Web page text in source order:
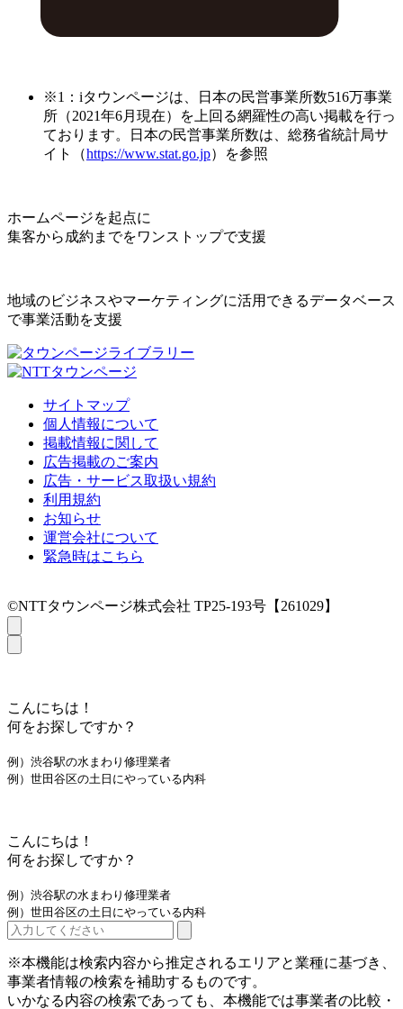
※1：iタウンページは、日本の民営事業所数516万事業
所（2021年6月現在）を上回る網羅性の高い掲載を行っ
ております。日本の民営事業所数は、総務省統計局サ
イト（https://www.stat.go.jp）を参照
ホームページを起点に
集客から成約までをワンストップで支援
地域のビジネスやマーケティングに活用できるデータベース
で事業活動を支援
サイトマップ
個人情報について
掲載情報に関して
広告掲載のご案内
広告・サービス取扱い規約
利用規約
お知らせ
運営会社について
緊急時はこちら
©NTTタウンページ株式会社 TP25-193号【261029】
こんにちは！
何をお探しですか？
例）渋谷駅の水まわり修理業者
例）世田谷区の土日にやっている内科
こんにちは！
何をお探しですか？
例）渋谷駅の水まわり修理業者
例）世田谷区の土日にやっている内科
※本機能は検索内容から推定されるエリアと業種に基づき、
事業者情報の検索を補助するものです。
いかなる内容の検索であっても、本機能では事業者の比較・